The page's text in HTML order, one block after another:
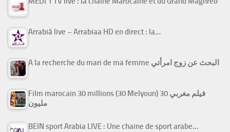
Arrabiâ live – Arrabiaa HD en direct : la…
A la recherche du mari de ma femme البحث عن زوج امرأتي
Film marocain 30 millions (30 Melyoun) فيلم مغربي 30
مليون
BEIN sport Arabia LIVE : Une chaine de sport arabe…